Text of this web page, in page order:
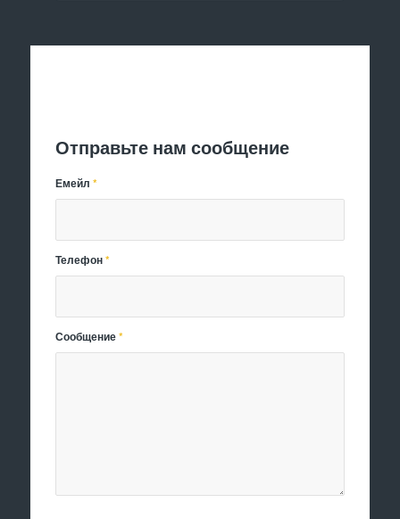
Отправьте нам сообщение
Емейл*
Телефон*
Сообщение*